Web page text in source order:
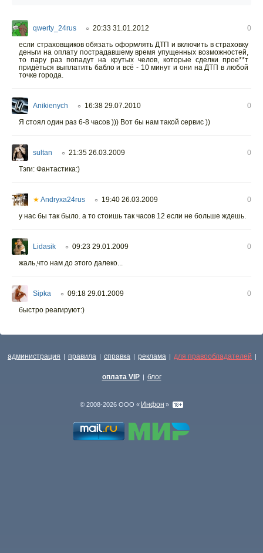
qwerty_24rus ○ 20:33 31.01.2012
0
если страховщиков обязать оформлять ДТП и включить в страховку
деньги на оплату пострадавшему время упущенных возможностей,
то пару раз попадут на крутых челов, которые сделки прое**т
придёться выплатить бабло и всё - 10 минут и они на ДТП в любой
точке города.
Anikienych ○ 16:38 29.07.2010
0
Я стоял один раз 6-8 часов ))) Вот бы нам такой сервис ))
sultan ○ 21:35 26.03.2009
0
Тэги: Фантастика:)
★ Andryxa24rus ○ 19:40 26.03.2009
0
у нас бы так было. а то стоишь так часов 12 если не больше ждешь.
Lidasik ○ 09:23 29.01.2009
0
жаль,что нам до этого далеко...
Sipka ○ 09:18 29.01.2009
0
быстро реагируют:)
администрация | правила | справка | реклама | для правообладателей |
оплата VIP | блог
© 2008-2026 ООО « Инфон »